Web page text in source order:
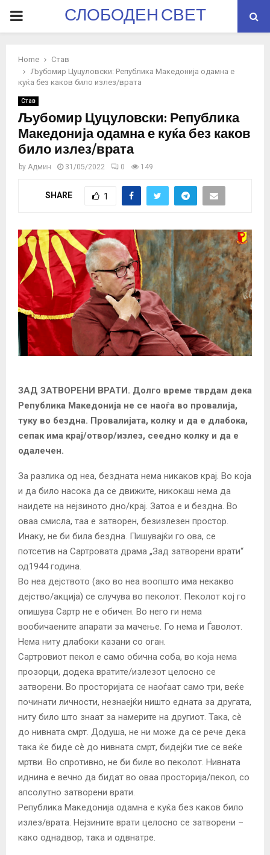
PRIMARYСЛОБОДЕН СВЕТ
Home
Став
Љубомир Цуцуловски: Република Македонија одамна е
куќа без каков било излез/врата
Став
Љубомир Цуцуловски: Република
Македонија одамна е куќа без каков
било излез/врата
by Админ 31/05/2022 0 149
SHARE 1
ЗАД ЗАТВОРЕНИ ВРАТИ. Долго време тврдам дека
Република Македонија не се наоѓа во провалија,
туку во бездна. Провалијата, колку и да е длабока,
сепак има крај/отвор/излез, сеедно колку и да е
одалечен.
За разлика од неа, бездната нема никаков крај. Во која
и да било насока да се движите, никокаш нема да
наидете на нејзиното дно/крај. Затоа е и бездна. Во
оваа смисла, таа е затворен, безизлезен простор.
Инаку, не би била бездна. Пишувајќи го ова, се
потсетив на Сартровата драма „Зад затворени врати“
од1944 година.
Во неа дејството (ако во неа воопшто има некакво
дејство/акција) се случува во пеколот. Пеколот кој го
опишува Сартр не е обичен. Во него ги нема
вообичаените апарати за мачење. Го нема и Ѓаволот.
Нема ниту длабоки казани со оган.
Сартровиот пекол е само обична соба, во која нема
прозорци, додека вратите/излезот целосно се
затворени. Во просторијата се наоѓаат само три, веќе
починати личности, незнаејќи ништо едната за другата,
ниту било што знаат за намерите на другиот. Така, сѐ
до нивната смрт. Додуша, не ни може да се рече дека
така ќе биде сѐ до нивната смрт, бидејќи тие се веќе
мртви. Во спротивно, не би биле во пеколот. Нивната
иднина е вечно да бидат во оваа просторија/пекол, со
апсолутно затворени врати.
Република Македонија одамна е куќа без каков било
излез/врата. Нејзините врати целосно се затворени –
како однадвор, така и одвнатре.